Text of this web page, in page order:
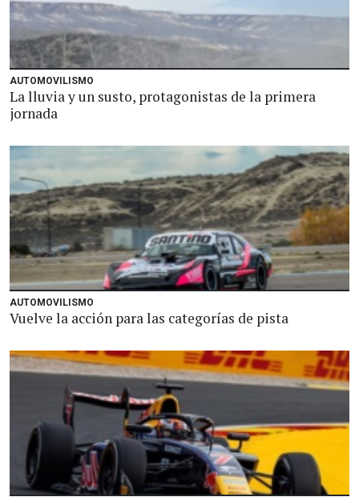
AUTOMOVILISMO
La lluvia y un susto, protagonistas de la primera
jornada
AUTOMOVILISMO
Vuelve la acción para las categorías de pista